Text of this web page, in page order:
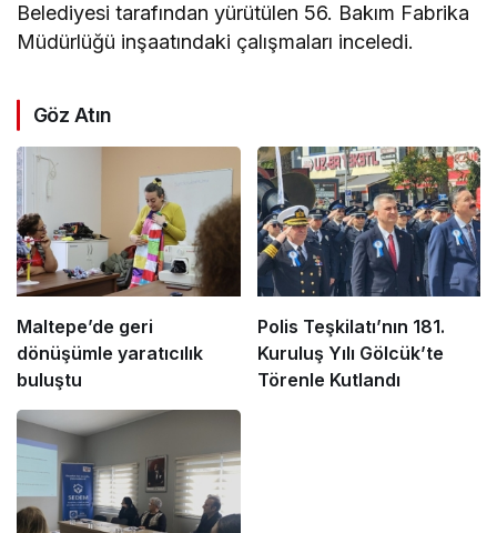
Belediyesi tarafından yürütülen 56. Bakım Fabrika
Müdürlüğü inşaatındaki çalışmaları inceledi.
Göz Atın
Maltepe’de geri
dönüşümle yaratıcılık
buluştu
Polis Teşkilatı’nın 181.
Kuruluş Yılı Gölcük’te
Törenle Kutlandı